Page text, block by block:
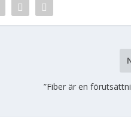
”Fiber är en